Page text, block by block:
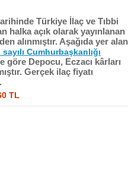
Türkiye İlaç ve Tıbbi
halka açık olarak yayınlanan
alınmıştır. Aşağıda yer alan
sayılı Cumhurbaşkanlığı
Depocu, Eczacı kârları
Gerçek ilaç fiyatı
TL